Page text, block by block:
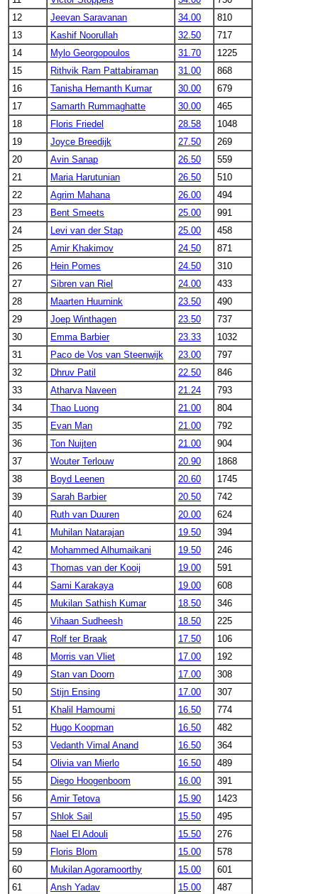
12
Jeevan Saravanan 34.00
810
13
Kashif Noorullah 32.50
717
14
Mylo Georgopoulos 31.70
1225
15
Rithvik Ram Pattabiraman 31.00
868
16
Tanisha Hemanth Kumar 30.00
679
17
Samarth Rummaghatte 30.00
465
18
Floris Friedel 28.58
1048
19
Joyce Breedijk 27.50
269
20
Avin Sanap 26.50
559
21
Maria Harutunian 26.50
510
22
Agrim Mahana 26.00
494
23
Bent Smeets 25.00
991
24
Levi van der Stap 25.00
458
25
Amir Khakimov 24.50
871
26
Hein Pomes 24.50
310
27
Sibren van Riel 24.00
433
28
Maarten Huurnink 23.50
490
29
Joep Winthagen 23.50
737
30
Emma Barbier 23.33
1032
31
Paco de Vos van Steenwijk 23.00
797
32
Dhruv Patil 22.50
846
33
Atharva Naveen 21.24
793
34
Thao Luong 21.00
804
35
Evan Man 21.00
792
36
Ton Nuijten 21.00
904
37
Wouter Terlouw 20.90
1868
38
Boyd Leenen 20.60
1745
39
Sarah Barbier 20.50
742
40
Ruth van Duuren 20.00
624
41
Muhilan Natarajan 19.50
394
42
Mohammed Alhumaikani 19.50
246
43
Thomas van der Kooij 19.00
591
44
Sami Karakaya 19.00
608
45
Mukilan Sathish Kumar 18.50
346
46
Vihaan Sudheesh 18.50
225
47
Rolf ter Braak 17.50
106
48
Morris van Vliet 17.00
192
49
Stan van Doorn 17.00
308
50
Stijn Ensing 17.00
307
51
Khalil Hamoumi 16.50
774
52
Hugo Koopman 16.50
482
53
Vedanth Vimal Anand 16.50
364
54
Olivia van Mierlo 16.50
489
55
Diego Hoogenboom 16.00
391
56
Amir Tetova 15.90
1423
57
Shlok Sail 15.50
495
58
Nael El Adouli 15.50
276
59
Floris Blom 15.00
578
60
Mukilan Agoramoorthy 15.00
601
61
Ansh Yadav 15.00
487